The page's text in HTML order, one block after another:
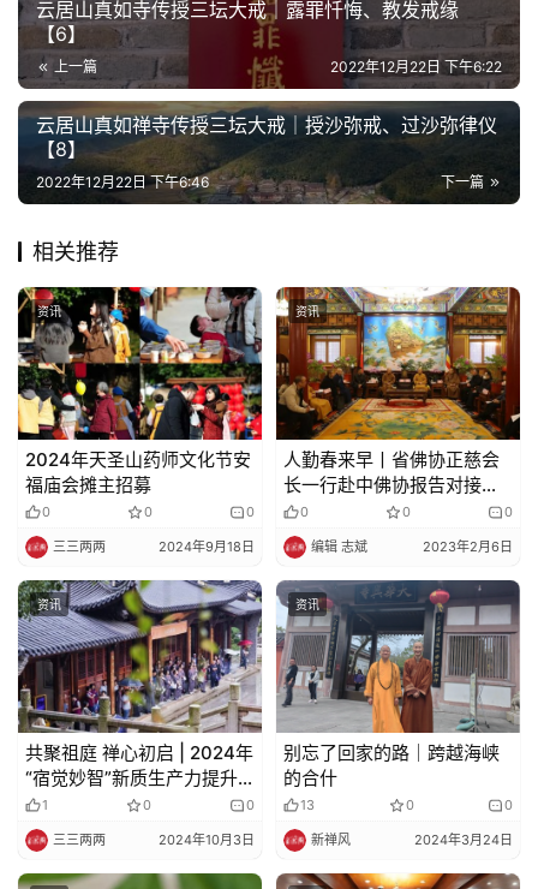
政
策
法
规
免
责
声
明
云居山真如寺传授三坛大戒｜露罪忏悔、教发戒缘
【6】
上一篇 2022年12月22日 下午6:22
云居山真如禅寺传授三坛大戒｜授沙弥戒、过沙弥律仪
【8】
下一篇
2022年12月22日 下午6:46
相关推荐
资讯
2024年天圣山药师文化节安
福庙会摊主招募
0 0 0
三三两两 2024年9月18日
资讯
人勤春来早丨省佛协正慈会
长一行赴中佛协报告对接
2023年重点工作
0 0 0
编辑 志斌 2023年2月6日
资讯
共聚祖庭 禅心初启 | 2024年
“宿觉妙智”新质生产力提升
班正式开班
1 0 0
三三两两 2024年10月3日
资讯
别忘了回家的路｜跨越海峡
的合什
13 0 0
新禅风 2024年3月24日